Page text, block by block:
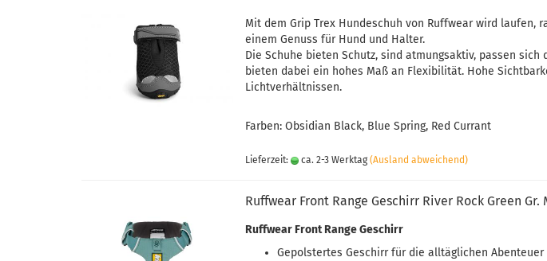
Mit dem Grip Trex Hundeschuh von Ruffwear wird laufen,
einem Genuss für Hund und Halter.
Die Schuhe bieten Schutz, sind atmungsaktiv, passen
bieten dabei ein hohes Maß an Flexibilität. Hohe
Lichtverhältnissen.
Farben: Obsidian Black, Blue Spring, Red Currant
Lieferzeit: ca. 2-3 Werktag (Ausland abweichend)
Ruffwear Front Range Geschirr River Rock Green Gr.
Ruffwear Front Range Geschirr
Gepolstertes Geschirr für die alltäglichen